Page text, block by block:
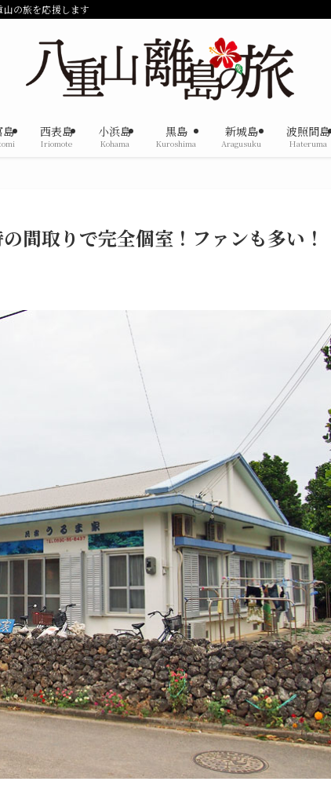
の旅を応援します
島 西表島
Iriomote
小浜島
Kohama
黒島
Kuroshima
新城島
Aragusuku
波照間島
Hateruma
間取りで完全個室！ファンも多い！